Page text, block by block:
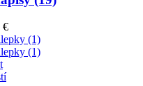
produktu.
viacero
variantov.
Možnosti
si
môžete
vybrať
€Price
range:
4,10 €
Tento